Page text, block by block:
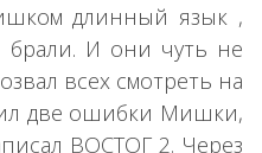
длинный язык ,
брали. И они чуть не
всех смотреть на
две ошибки Мишки,
ВОСТОГ 2. Через